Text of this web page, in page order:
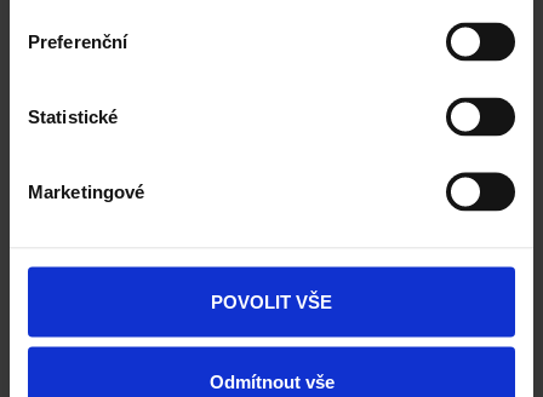
Preferenční
Statistické
Marketingové
POVOLIT VŠE
Odmítnout vše
Vnitřní nenosné příčky